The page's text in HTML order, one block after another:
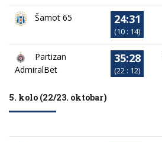
Šamot 65 24:31
(10 : 14)
Partizan
AdmiralBet
35:28
(22 : 12)
5. kolo (22/23. oktobar)